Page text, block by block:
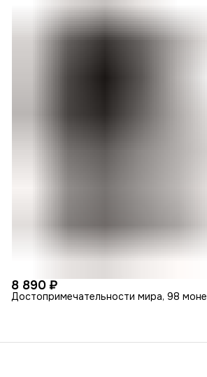
8 890 ₽
Достопримечательности мира, 98